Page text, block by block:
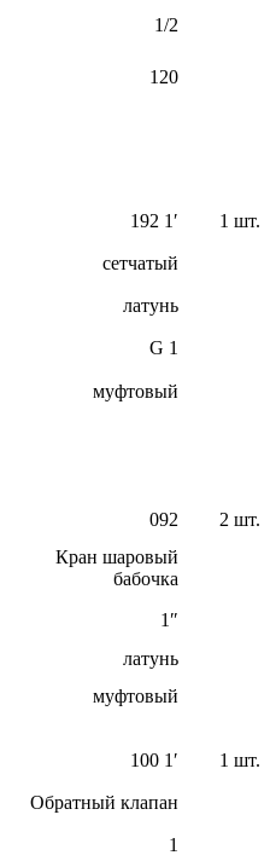
1/2
120
192 1′ 1 шт.
сетчатый
латунь
G 1
муфтовый
092
2 шт.
Кран шаровый
бабочка
1″
латунь
муфтовый
100 1′ 1 шт.
Обратный клапан
1